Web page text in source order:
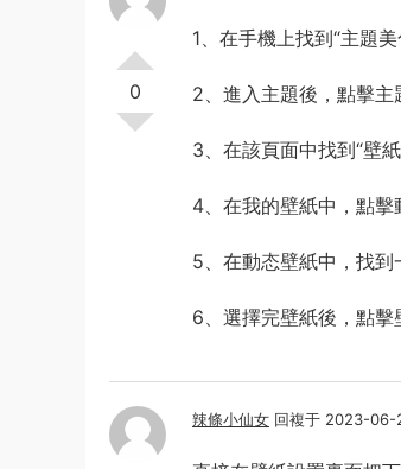
0
1、在手機上找到“主題美
2、進入主題後，點擊主
3、在該頁面中找到“壁
4、在我的壁紙中，點擊
5、在動态壁紙中，找到
6、選擇完壁紙後，點擊
辣條小仙女 回複于 2023-06-